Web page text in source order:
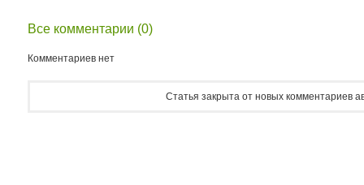
Все комментарии (0)
Комментариев нет
Статья закрыта от новых комментариев